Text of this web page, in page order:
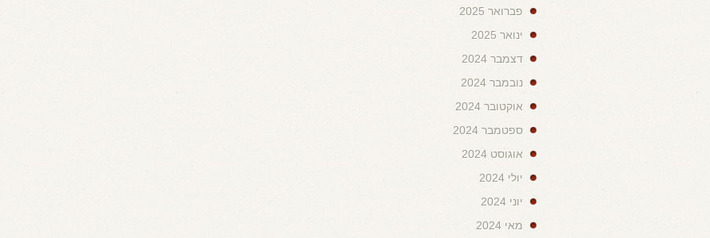
פברואר 2025
ינואר 2025
דצמבר 2024
נובמבר 2024
אוקטובר 2024
ספטמבר 2024
אוגוסט 2024
יולי 2024
יוני 2024
מאי 2024